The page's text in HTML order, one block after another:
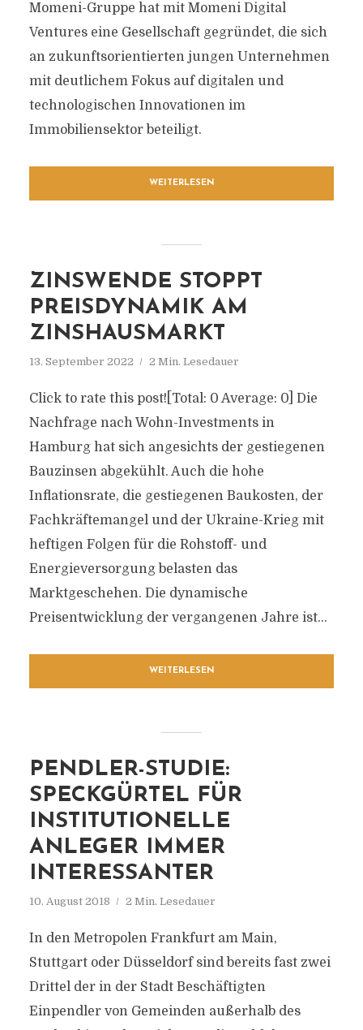
Momeni-Gruppe hat mit Momeni Digital
Ventures eine Gesellschaft gegründet, die sich
an zukunftsorientierten jungen Unternehmen
mit deutlichem Fokus auf digitalen und
technologischen Innovationen im
Immobiliensektor beteiligt.
WEITERLESEN
ZINSWENDE STOPPT
PREISDYNAMIK AM
ZINSHAUSMARKT
13. September 2022 2 Min. Lesedauer
Click to rate this post![Total: 0 Average: 0] Die
Nachfrage nach Wohn-Investments in
Hamburg hat sich angesichts der gestiegenen
Bauzinsen abgekühlt. Auch die hohe
Inflationsrate, die gestiegenen Baukosten, der
Fachkräftemangel und der Ukraine-Krieg mit
heftigen Folgen für die Rohstoff- und
Energieversorgung belasten das
Marktgeschehen. Die dynamische
Preisentwicklung der vergangenen Jahre ist...
WEITERLESEN
PENDLER-STUDIE:
SPECKGÜRTEL FÜR
INSTITUTIONELLE
ANLEGER IMMER
INTERESSANTER
10. August 2018 2 Min. Lesedauer
In den Metropolen Frankfurt am Main,
Stuttgart oder Düsseldorf sind bereits fast zwei
Drittel der in der Stadt Beschäftigten
Einpendler von Gemeinden außerhalb des